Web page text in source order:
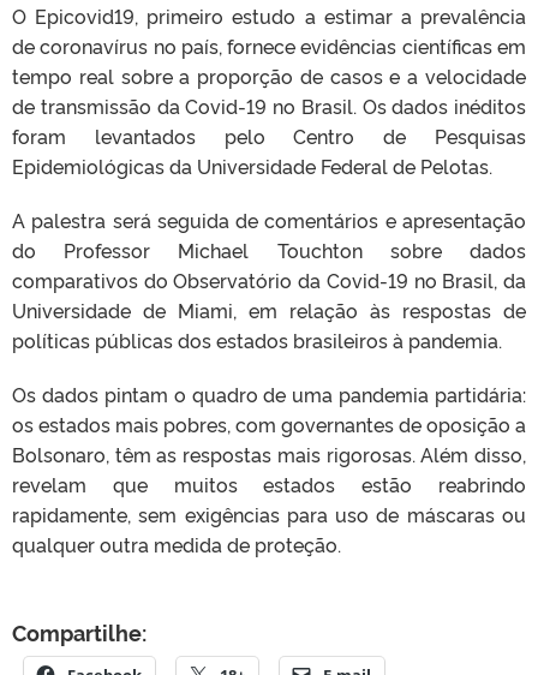
O Epicovid19, primeiro estudo a estimar a prevalência
de coronavírus no país, fornece evidências científicas em
tempo real sobre a proporção de casos e a velocidade
de transmissão da Covid-19 no Brasil. Os dados inéditos
foram levantados pelo Centro de Pesquisas
Epidemiológicas da Universidade Federal de Pelotas.
A palestra será seguida de comentários e apresentação
do Professor Michael Touchton sobre dados
comparativos do Observatório da Covid-19 no Brasil, da
Universidade de Miami, em relação às respostas de
políticas públicas dos estados brasileiros à pandemia.
Os dados pintam o quadro de uma pandemia partidária:
os estados mais pobres, com governantes de oposição a
Bolsonaro, têm as respostas mais rigorosas. Além disso,
revelam que muitos estados estão reabrindo
rapidamente, sem exigências para uso de máscaras ou
qualquer outra medida de proteção.
Compartilhe: